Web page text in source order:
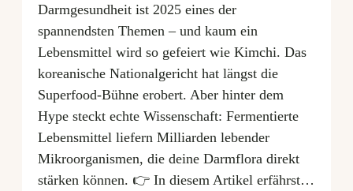
Darmgesundheit ist 2025 eines der
spannendsten Themen – und kaum ein
Lebensmittel wird so gefeiert wie Kimchi. Das
koreanische Nationalgericht hat längst die
Superfood-Bühne erobert. Aber hinter dem
Hype steckt echte Wissenschaft: Fermentierte
Lebensmittel liefern Milliarden lebender
Mikroorganismen, die deine Darmflora direkt
stärken können. 👉 In diesem Artikel erfährst…